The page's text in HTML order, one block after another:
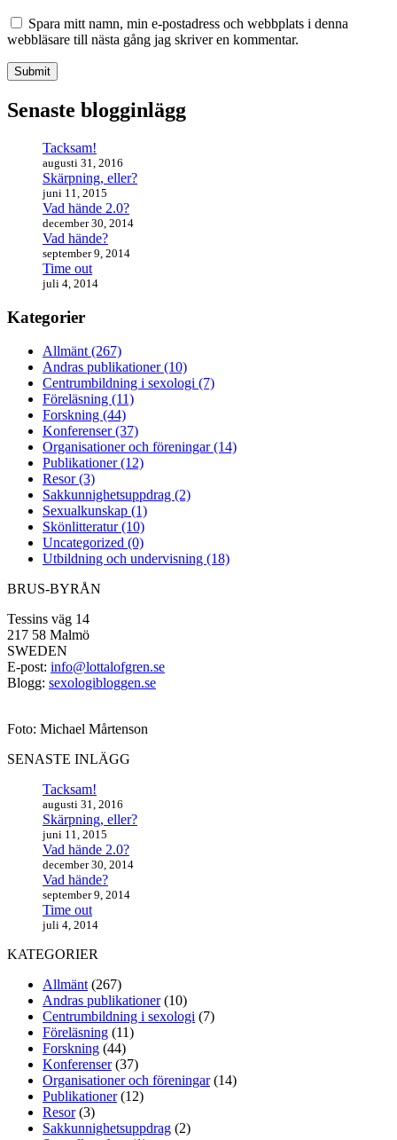
Spara mitt namn, min e-postadress och webbplats i denna
webbläsare till nästa gång jag skriver en kommentar.
Submit
Senaste blogginlägg
Tacksam!
augusti 31, 2016
Skärpning, eller?
juni 11, 2015
Vad hände 2.0?
december 30, 2014
Vad hände?
september 9, 2014
Time out
juli 4, 2014
Kategorier
Allmänt (267)
Andras publikationer (10)
Centrumbildning i sexologi (7)
Föreläsning (11)
Forskning (44)
Konferenser (37)
Organisationer och föreningar (14)
Publikationer (12)
Resor (3)
Sakkunnighetsuppdrag (2)
Sexualkunskap (1)
Skönlitteratur (10)
Uncategorized (0)
Utbildning och undervisning (18)
BRUS-BYRÅN
Tessins väg 14
217 58 Malmö
SWEDEN
E-post: info@lottalofgren.se
Blogg: sexologibloggen.se
Foto: Michael Mårtenson
SENASTE INLÄGG
Tacksam!
augusti 31, 2016
Skärpning, eller?
juni 11, 2015
Vad hände 2.0?
december 30, 2014
Vad hände?
september 9, 2014
Time out
juli 4, 2014
KATEGORIER
Allmänt (267)
Andras publikationer(10)
Centrumbildning i sexologi (7)
Föreläsning (11)
Forskning (44)
Konferenser(37)
Organisationer och föreningar(14)
Publikationer(12)
Resor(3)
Sakkunnighetsuppdrag (2)